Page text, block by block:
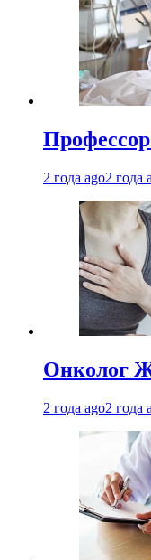
2 года ago2 года
Онколог
2 года ago2 года